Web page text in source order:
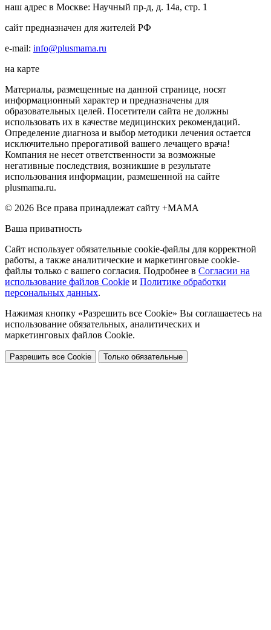
наш адрес в Москве: Научный пр-д, д. 14а, стр. 1
сайт предназначен для жителей РФ
e-mail: info@plusmama.ru
на карте
Материалы, размещенные на данной странице, носят
информационный характер и предназначены для
образовательных целей. Посетители сайта не должны
использовать их в качестве медицинских рекомендаций.
Определение диагноза и выбор методики лечения остается
исключительно прерогативой вашего лечащего врача!
Компания не несет ответственности за возможные
негативные последствия, возникшие в результате
использования информации, размешенной на сайте
plusmama.ru.
© 2026 Все права принадлежат сайту +МАМА
Ваша приватность
Сайт использует обязательные cookie-файлы для корректной
работы, а также аналитические и маркетинговые cookie-
файлы только с вашего согласия. Подробнее в Согласии на
использование файлов Cookie и Политике обработки
персональных данных.
Нажимая кнопку «Разрешить все Cookie» Вы соглашаетесь на
использование обязательных, аналитических и
маркетинговых файлов Cookie.
Разрешить все Cookie Только обязательные